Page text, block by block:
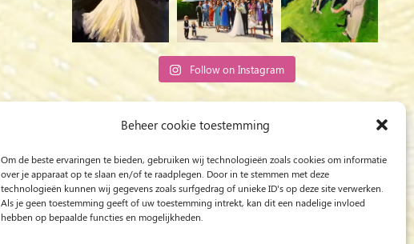
Beheer cookie toestemming
Om de beste ervaringen te bieden, gebruiken wij technologieën zoals cookies om informatie
over je apparaat op te slaan en/of te raadplegen. Door in te stemmen met deze
technologieën kunnen wij gegevens zoals surfgedrag of unieke ID's op deze site verwerken.
Als je geen toestemming geeft of uw toestemming intrekt, kan dit een nadelige invloed
hebben op bepaalde functies en mogelijkheden.
Follow on Instagram
Rob Jacobs from ‘s-Hertogenbosch is a ‘Plein
Light and Love.